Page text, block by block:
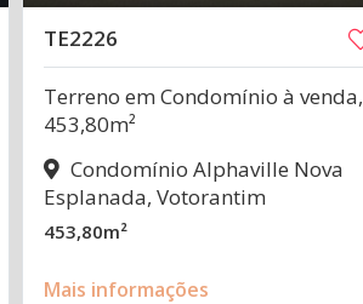
TE2226
Terreno em Condomínio à venda,
453,80m²
Condomínio Alphaville Nova
Esplanada, Votorantim
453,80m²
Mais informações